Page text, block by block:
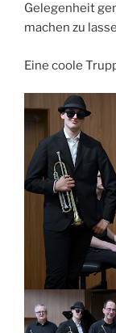
Gelegenheit
machen zu
Eine coole